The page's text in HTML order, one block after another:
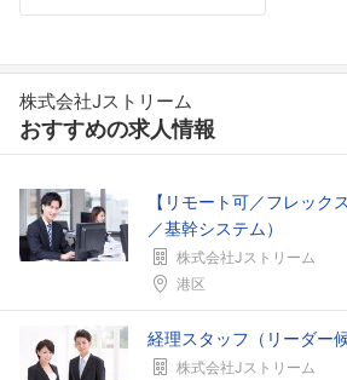
株式会社Jストリーム
おすすめの求人情報
【リモート可／フレック
／基幹システム）
株式会社Jストリーム
港区
経理スタッフ（リーダー候
株式会社Jストリーム